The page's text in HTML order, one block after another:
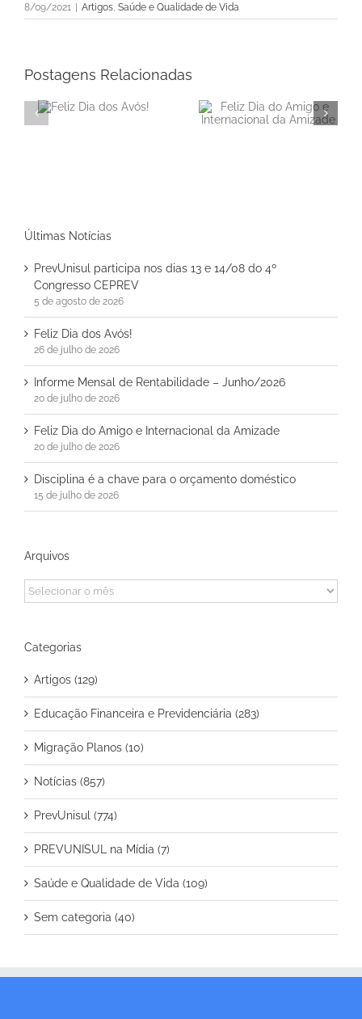
8/09/2021 | Artigos Saúde e Qualidade de Vida
Postagens Relacionadas
Feliz Dia do Amigo e
Últimas Notícias
PrevUnisul participa nos dias 13 e 14/08 do 4º
Congresso CEPREV
5 de agosto de 2026
Feliz Dia dos Avós!
26 de julho de 2026
Informe Mensal de Rentabilidade – Junho/2026
20 de julho de 2026
Feliz Dia do Amigo e Internacional da Amizade
20 de julho de 2026
Disciplina é a chave para o orçamento doméstico
15 de julho de 2026
Arquivos
Arquivos
Categorias
Artigos (129)
Educação Financeira e Previdenciária (283)
Migração Planos (10)
Notícias (857)
PrevUnisul (774)
PREVUNISUL na Mídia (7)
Saúde e Qualidade de Vida (109)
Sem categoria (40)